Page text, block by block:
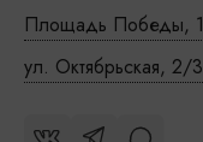
Площадь Победы, 1
ул. Октябрьская, 2/3